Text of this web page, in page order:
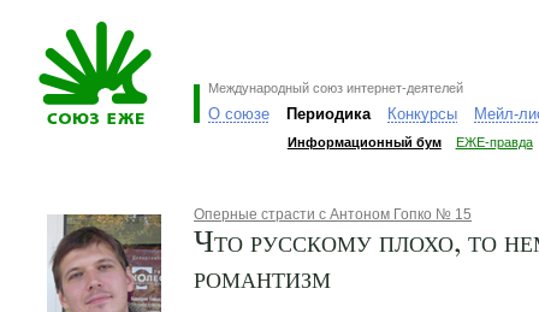
Международный союз интернет-деятелей
О союзе Периодика Конкурсы Мейл-
Информационный бум ЕЖЕ-правда
Оперные страсти с Антоном Гопко № 15
Что русскому плохо, то
романтизм